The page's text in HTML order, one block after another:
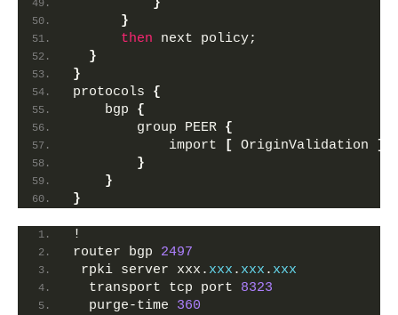
}
}
then next policy;
}
}
protocols {
    bgp
{
        group PEER
{
            import
[ OriginValidation ]
}
}
}
!
router bgp 2497
rpki server xxx. xxx . xxx . xxx
  transport tcp port
8323
  purge-time
360